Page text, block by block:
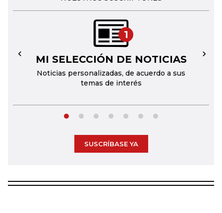
1
MI SELECCIÓN DE NOTICIAS
Noticias personalizadas, de acuerdo a sus
temas de interés
← →
SUSCRÍBASE YA